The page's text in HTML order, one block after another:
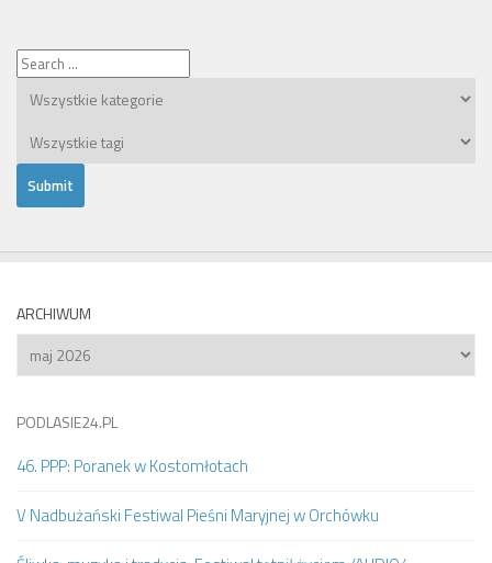
ARCHIWUM
Archiwum
PODLASIE24.PL
46. PPP: Poranek w Kostomłotach
V Nadbużański Festiwal Pieśni Maryjnej w Orchówku